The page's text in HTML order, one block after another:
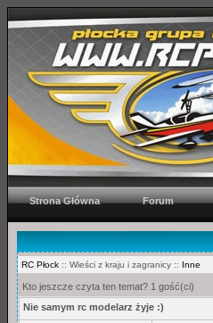
Strona Główna Forum
RC Płock :: Wieści z kraju i zagranicy :: Inne
Kto jeszcze czyta ten temat? 1 gość(ci)
Nie samym rc modelarz żyje :)